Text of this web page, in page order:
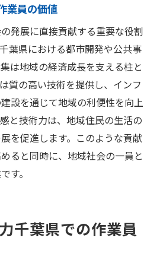
業員の価値
発展に直接貢献する重要な役割
葉県における都市開発や公共事
は地域の経済成長を支える柱と
質の高い技術を提供し、インフ
設を通じて地域の利便性を向上
と技術力は、地域住民の生活の
を促進します。このような貢献
ると同時に、地域社会の一員と
す。
千葉県での作業員